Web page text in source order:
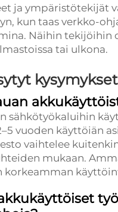
ja ympäristötekijät
kun taas verkko-
Näihin tekijöihin
tai ulkona.
kysymykset
sähkötyökaluihin
vuoden käyttöiän
vaihtelee
mukaan.
korkeamman